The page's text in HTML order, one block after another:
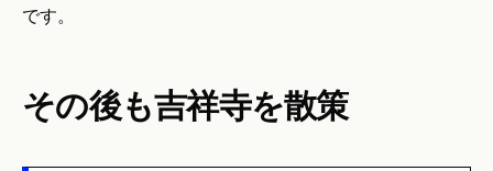
です。
その後も吉祥寺を散策